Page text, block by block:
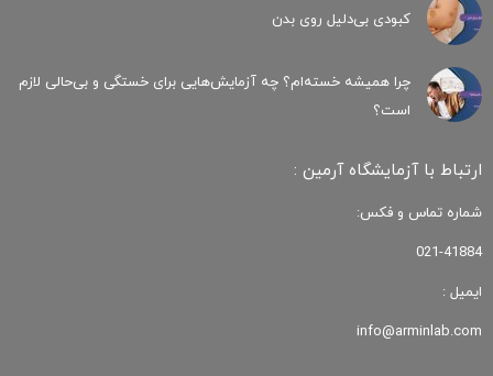
کبودی‌ بی‌دلیل روی بدن
چرا همیشه خسته‌ام؟ چه آزمایش‌هایی برای خستگی و بی‌حالی لازم
است؟
ارتباط با آزمایشگاه آرمین :
شماره تماس و فکس:
021-41884
ایمیل :
info@arminlab.com